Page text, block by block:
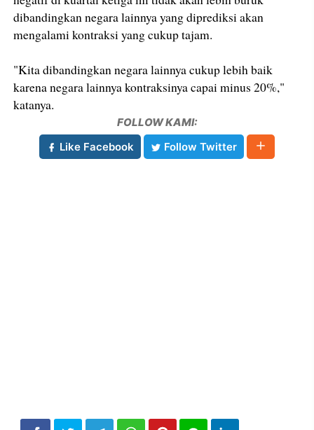
dibandingkan negara lainnya yang diprediksi akan
mengalami kontraksi yang cukup tajam.
"Kita dibandingkan negara lainnya cukup lebih baik
karena negara lainnya kontraksinya capai minus 20%,"
katanya.
FOLLOW KAMI:
Like Facebook
Follow Twitter